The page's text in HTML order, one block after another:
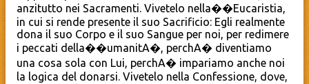
anzitutto nei Sacramenti. Vivetelo nella��Eucaristia,
in cui si rende presente il suo Sacrificio: Egli realmente
dona il suo Corpo e il suo Sangue per noi, per redimere
i peccati della��umanitA�, perchA� diventiamo
una cosa sola con Lui, perchA� impariamo anche noi
la logica del donarsi. Vivetelo nella Confessione, dove,